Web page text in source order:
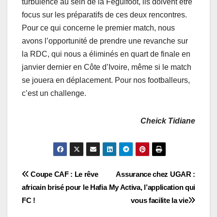
turbulence au sein de la Féguifoot, ils doivent être
focus sur les préparatifs de ces deux rencontres.
Pour ce qui concerne le premier match, nous
avons l’opportunité de prendre une revanche sur
la RDC, qui nous a éliminés en quart de finale en
janvier dernier en Côte d’Ivoire, même si le match
se jouera en déplacement. Pour nos footballeurs,
c’est un challenge.
Cheick Tidiane
Navigation
de
Assurance chez UGAR :
My Activa, l’application qui
vous facilite la vie
Coupe CAF : Le rêve
africain brisé pour le Hafia
FC !